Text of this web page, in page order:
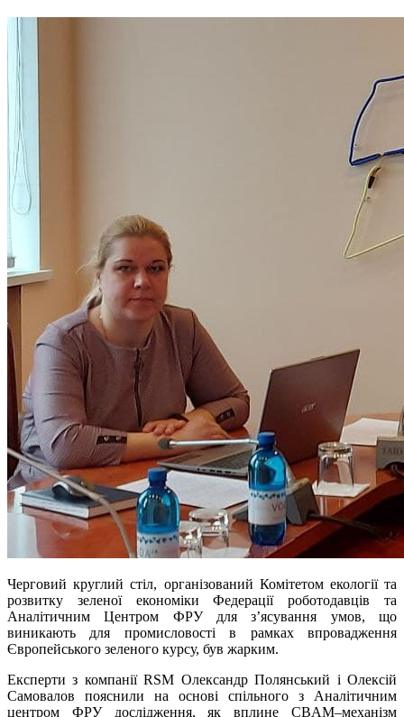
Черговий круглий стіл, організований Комітетом екології та
розвитку зеленої економіки Федерації роботодавців та
Аналітичним Центром ФРУ для з’ясування умов, що
виникають для промисловості в рамках впровадження
Європейського зеленого курсу, був жарким.
Експерти з компанії RSM Олександр Полянський і Олексій
Самовалов пояснили на основі спільного з Аналітичним
центром ФРУ дослідження, як вплине CBAM–механізм